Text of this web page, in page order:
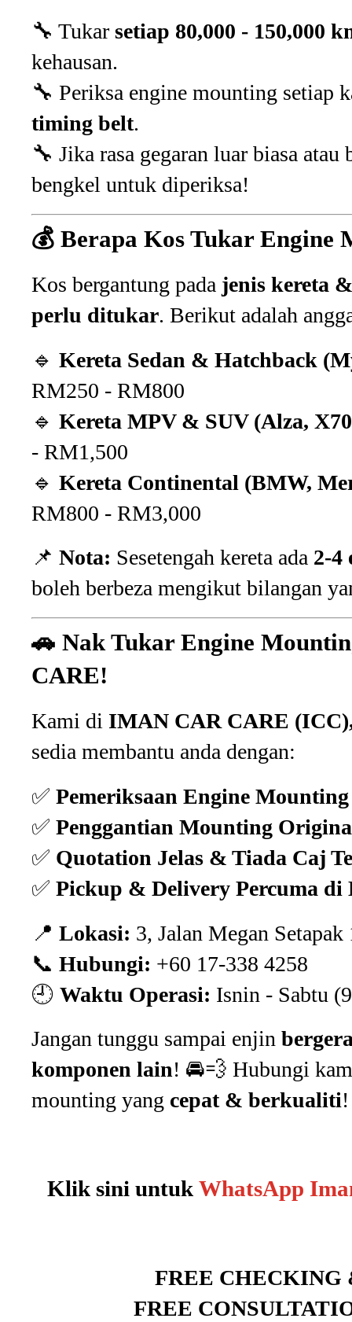
🔧 Tukar setiap 80,000 - 150,000
kehausan.
🔧 Periksa engine mounting setiap
timing belt.
🔧 Jika rasa gegaran luar biasa
bengkel untuk diperiksa!
💰 Berapa Kos Tukar Engine
Kos bergantung pada jenis kereta
perlu ditukar. Berikut adalah
🔹 Kereta Sedan & Hatchback
RM250 - RM800
🔹 Kereta MPV & SUV (Alza,
- RM1,500
🔹 Kereta Continental (BMW,
RM800 - RM3,000
📌 Nota: Sesetengah kereta ada 2-4
boleh berbeza mengikut bilangan
🚗 Nak Tukar Engine
CARE!
Kami di IMAN CAR CARE
sedia membantu anda dengan:
✅ Pemeriksaan Engine
✅ Penggantian Mounting
✅ Quotation Jelas & Tiada Caj
✅ Pickup & Delivery Percuma di
📍 Lokasi: 3, Jalan Megan
📞 Hubungi: +60 17-338 4258
🕘 Waktu Operasi: Isnin - Sabtu
Jangan tunggu sampai enjin
komponen lain! 🚘💨 Hubungi
mounting yang cepat & berkualiti
Klik sini untuk WhatsApp
FREE CHECKING
FREE